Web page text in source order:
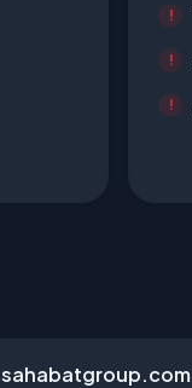
sahabatgroup.com